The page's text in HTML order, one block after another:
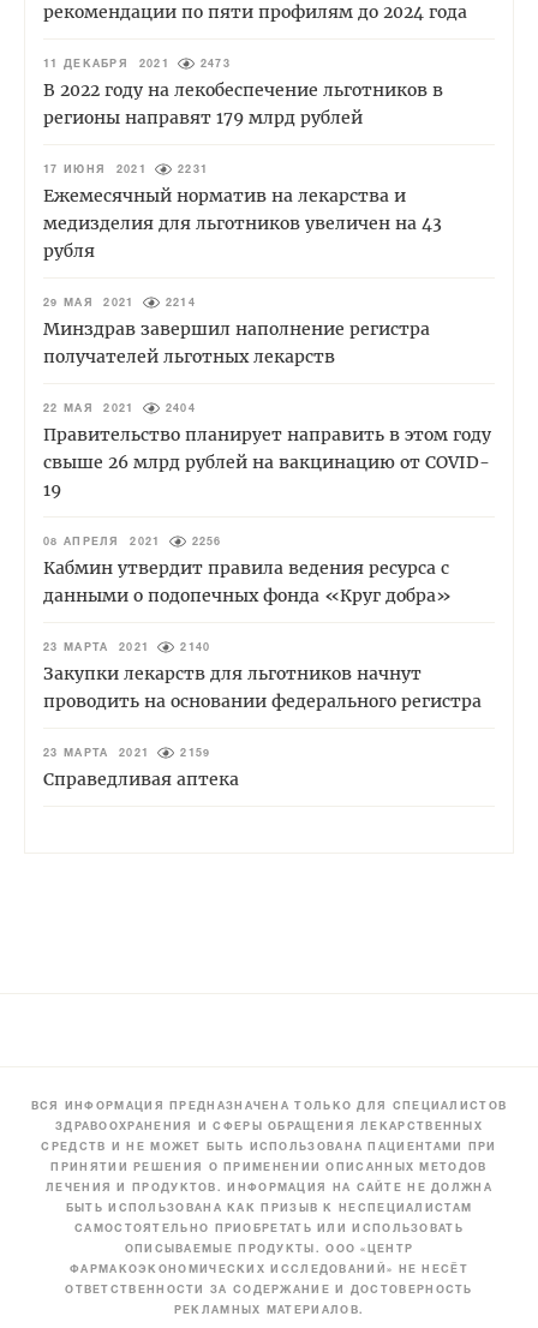
рекомендации по пяти профилям до 2024 года
11 ДЕКАБРЯ 2021 2473
В 2022 году на лекобеспечение льготников в
регионы направят 179 млрд рублей
17 ИЮНЯ 2021 2231
Ежемесячный норматив на лекарства и
медизделия для льготников увеличен на 43
рубля
29 МАЯ 2021 2214
Минздрав завершил наполнение регистра
получателей льготных лекарств
22 МАЯ 2021 2404
Правительство планирует направить в этом году
свыше 26 млрд рублей на вакцинацию от COVID-
19
08 АПРЕЛЯ 2021 2256
Кабмин утвердит правила ведения ресурса с
данными о подопечных фонда «Круг добра»
23 МАРТА 2021 2140
Закупки лекарств для льготников начнут
проводить на основании федерального регистра
23 МАРТА 2021 2159
Справедливая аптека
ВСЯ ИНФОРМАЦИЯ ПРЕДНАЗНАЧЕНА ТОЛЬКО ДЛЯ СПЕЦИАЛИСТОВ
ЗДРАВООХРАНЕНИЯ И СФЕРЫ ОБРАЩЕНИЯ ЛЕКАРСТВЕННЫХ
СРЕДСТВ И НЕ МОЖЕТ БЫТЬ ИСПОЛЬЗОВАНА ПАЦИЕНТАМИ ПРИ
ПРИНЯТИИ РЕШЕНИЯ О ПРИМЕНЕНИИ ОПИСАННЫХ МЕТОДОВ
ЛЕЧЕНИЯ И ПРОДУКТОВ. ИНФОРМАЦИЯ НА САЙТЕ НЕ ДОЛЖНА
БЫТЬ ИСПОЛЬЗОВАНА КАК ПРИЗЫВ К НЕСПЕЦИАЛИСТАМ
САМОСТОЯТЕЛЬНО ПРИОБРЕТАТЬ ИЛИ ИСПОЛЬЗОВАТЬ
ОПИСЫВАЕМЫЕ ПРОДУКТЫ. ООО «ЦЕНТР
ФАРМАКОЭКОНОМИЧЕСКИХ ИССЛЕДОВАНИЙ» НЕ НЕСЁТ
ОТВЕТСТВЕННОСТИ ЗА СОДЕРЖАНИЕ И ДОСТОВЕРНОСТЬ
РЕКЛАМНЫХ МАТЕРИАЛОВ.